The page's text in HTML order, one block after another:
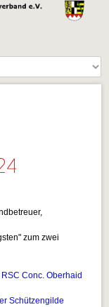
zum zwei
Conc. Oberhaid
Schützengilde